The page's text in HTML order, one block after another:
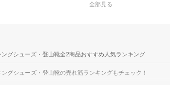
全部見る
グシューズ・登山靴全2商品おすすめ人気ランキング
グシューズ・登山靴の売れ筋ランキングもチェック！